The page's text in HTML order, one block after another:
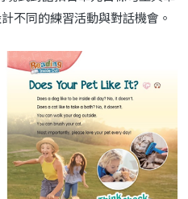
不同的練習活動與對話機會。